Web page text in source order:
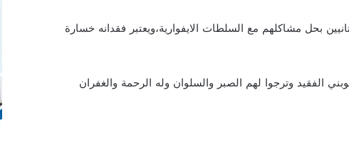
بحل مشاكلهم مع السلطات الايفوارية،ويعتبر فقدانه خسارة
الفقيد وترجوا لهم الصبر والسلوان وله الرحمة والغفران